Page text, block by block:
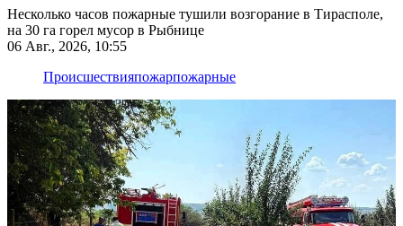
Несколько часов пожарные тушили возгорание в Тирасполе,
на 30 га горел мусор в Рыбнице
06 Авг., 2026, 10:55
Происшествияпожарпожарные